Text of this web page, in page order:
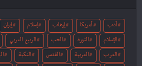
أدب أمريكا إرهاب إسلام إيران
الإسلام الثورة الحب الربيع العربي
العرب العربية القدس النكبة